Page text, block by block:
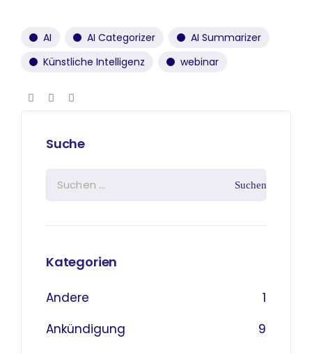
AI AI Categorizer
AI Summarizer
Künstliche Intelligenz
webinar
Suche
Kategorien
Andere
1
Ankündigung
9